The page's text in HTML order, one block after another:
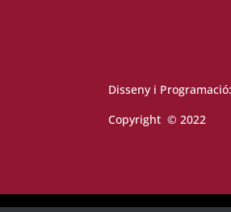
Disseny i Programació:
Copyright © 2022